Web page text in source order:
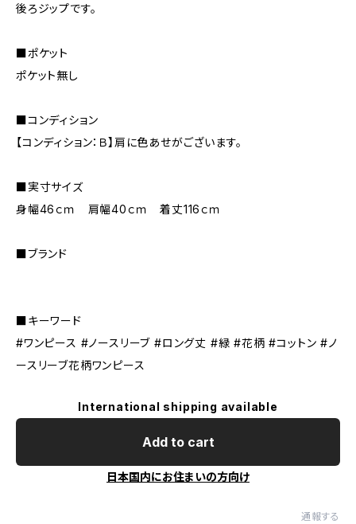
後ろジップです。
■ポケット
ポケット無し
■コンディション
【コンディション：Ｂ】肩に色あせがございます。
■実寸サイズ
身幅46ｃｍ 肩幅40ｃｍ 着丈116ｃｍ
■ブランド
■キーワード
#ワンピース #ノースリーブ #ロング丈 #緑 #花柄 #コットン #ノ
ースリーブ花柄ワンピース
International shipping available
Add to cart
日本国内にお住まいの方向け
通報する